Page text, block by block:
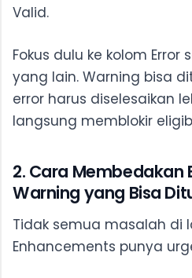
Valid.
Fokus dulu ke kolom
yang lain. Warning bisa
error harus diselesaikan
langsung memblokir
2. Cara Membedakan
Warning yang Bisa
Tidak semua masalah di
Enhancements punya